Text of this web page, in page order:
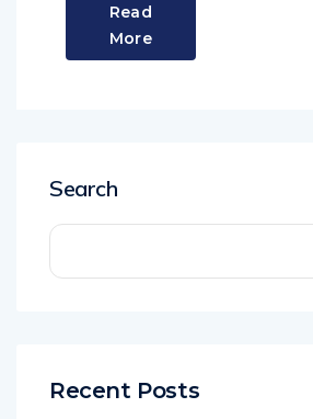
Read
More
Search
Recent Posts